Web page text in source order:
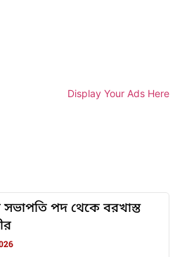
Display Your Ads Here
সভাপতি পদ থেকে বরখাস্ত